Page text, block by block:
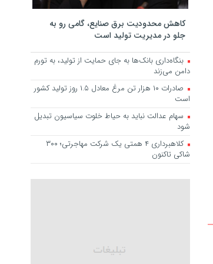
کاهش محدودیت برق صنایع، گامی رو به
جلو در مدیریت تولید است
بنگاه‌داری بانک‌ها به جای حمایت از تولید، به تورم
دامن می‌زند
صادرات ۱۰ هزار تن مرغ معادل ۱.۵ روز تولید کشور
است
سهام عدالت نباید به حیاط خلوت سیاسیون تبدیل
شود
کلاهبرداری ۴ همتی یک شرکت مهاجرتی؛ ۳۰۰
شاکی تاکنون